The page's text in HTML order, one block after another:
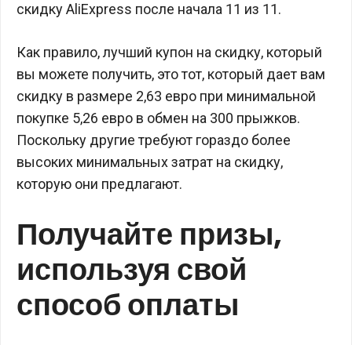
скидку AliExpress после начала 11 из 11.
Как правило, лучший купон на скидку, который
вы можете получить, это тот, который дает вам
скидку в размере 2,63 евро при минимальной
покупке 5,26 евро в обмен на 300 прыжков.
Поскольку другие требуют гораздо более
высоких минимальных затрат на скидку,
которую они предлагают.
Получайте призы,
используя свой
способ оплаты